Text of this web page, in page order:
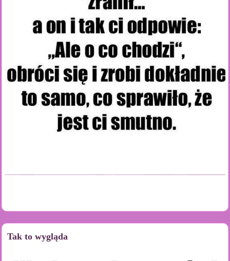
Tak to wygląda